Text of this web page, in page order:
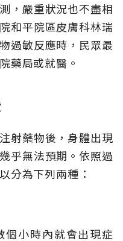
，嚴重狀況也不盡相
和平院區皮膚科林瑞
過敏反應時，民眾最
藥局或就醫。
射藥物後，身體出現
乎無法預期。依照過
分為下列兩種：
個小時內就會出現症